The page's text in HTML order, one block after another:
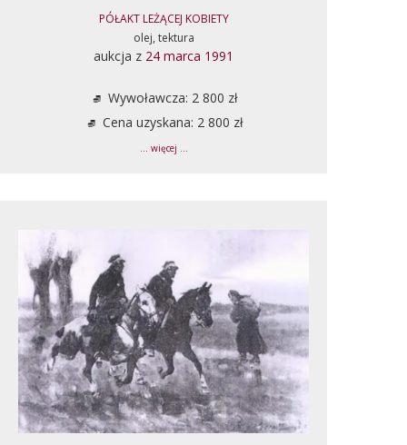
PÓŁAKT LEŻĄCEJ KOBIETY
olej, tektura
aukcja z 24 marca 1991
Wywoławcza: 2 800 zł
Cena uzyskana: 2 800 zł
... więcej ...